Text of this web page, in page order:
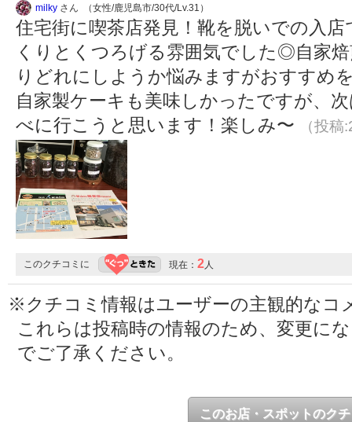
milky さん （女性/鹿児島市/30代/Lv.31）
住宅街に喫茶店発見！靴を脱いでの入
くりとくつろげる雰囲気でした◎自家
りどれにしようか悩みますがおすすめ
自家製ケーキも美味しかったですが、
べに行こうと思います！楽しみ〜
（投
このクチコミに 現在： 2人
※クチコミ情報はユーザーの主観的なコ
これらは投稿時の情報のため、変更に
でご了承ください。
このお店・スポットのク